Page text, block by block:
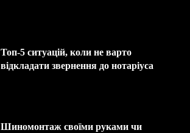
Топ-5 ситуацій, коли не варто
відкладати звернення до нотаріуса
Шиномонтаж своїми руками чи